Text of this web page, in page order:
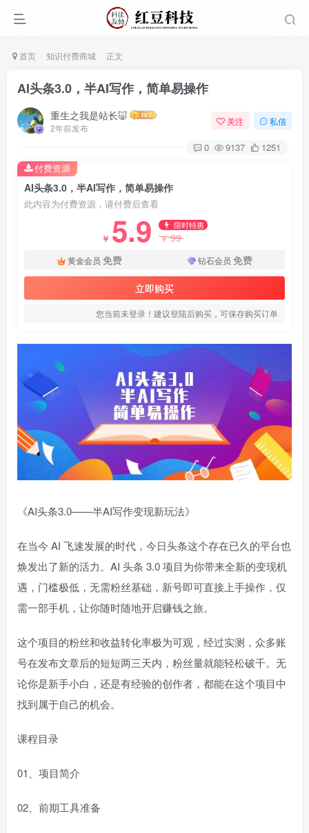
首页 知识付费商城 正文
AI头条3.0，半AI写作，简单易操作
重生之我是站长🐷
2年前发布
关注 私信
0 9137 1251
AI头条3.0，半AI写作，简单易操作
此内容为付费资源，请付费后查看
￥ 5.9 限时特惠
￥99
黄金会员 免费 钻石会员 免费
立即购买
您当前未登录！建议登陆后购买，可保存购买订单
付费资源
《AI头条3.0——半AI写作变现新玩法》
在当今 AI 飞速发展的时代，今日头条这个存在已久的平台也
焕发出了新的活力。AI 头条 3.0 项目为你带来全新的变现机
遇，门槛极低，无需粉丝基础，新号即可直接上手操作，仅
需一部手机，让你随时随地开启赚钱之旅。
这个项目的粉丝和收益转化率极为可观，经过实测，众多账
号在发布文章后的短短两三天内，粉丝量就能轻松破千。无
论你是新手小白，还是有经验的创作者，都能在这个项目中
找到属于自己的机会。
课程目录
01、项目简介
02、前期工具准备